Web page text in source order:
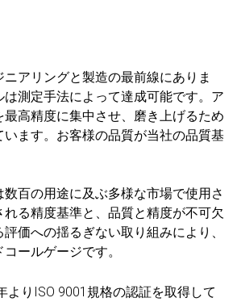
アリングと製造の最前線にありま
測定手法によって達成可能です。ア
最高精度に集中させ、磨き上げるため
ます。お客様の品質が当社の品質基
百の用途に及ぶ多様な市場で使用さ
る精度基準と、品質と精度が不可欠
価への揺るぎない取り組みにより、
ールゲージです。
よりISO 9001規格の認証を取得して